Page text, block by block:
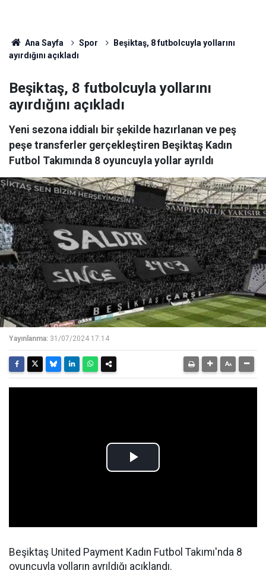
Ana Sayfa Spor
Beşiktaş, 8 futbolcuyla yollarını
ayırdığını açıkladı
Beşiktaş, 8 futbolcuyla yollarını
ayırdığını açıkladı
Yeni sezona iddialı bir şekilde hazırlanan ve peş
peşe transferler gerçekleştiren Beşiktaş Kadın
Futbol Takımında 8 oyuncuyla yollar ayrıldı
Yayınlanma: 31/07/2024 17:14
Beşiktaş United Payment Kadın Futbol Takımı'nda 8
oyuncuyla yolların ayrıldığı açıklandı.